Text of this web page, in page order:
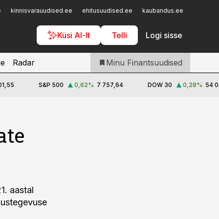
kinnisvarauudised.ee ehitusuudised.ee kaubandus.ee
Küsi AI-lt Telli Logi sisse
Iseteenindus
Telli Finantsuudised
Radar Minu Finantsuudised
S&P 500 0,62% 7 757,64 DOW 30 0,28% 54
aastal